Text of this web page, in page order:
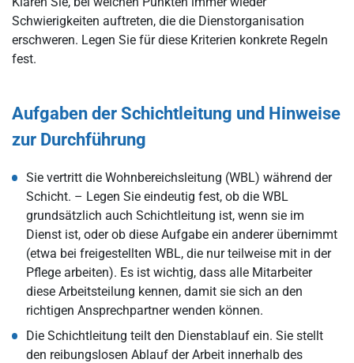
Schwierigkeiten auftreten, die die Dienstorganisation
erschweren. Legen Sie für diese Kriterien konkrete Regeln
fest.
Aufgaben der Schichtleitung und Hinweise
zur Durchführung
Sie vertritt die Wohnbereichsleitung (WBL) während der
Schicht. – Legen Sie eindeutig fest, ob die WBL
grundsätzlich auch Schichtleitung ist, wenn sie im
Dienst ist, oder ob diese Aufgabe ein anderer übernimmt
(etwa bei freigestellten WBL, die nur teilweise mit in der
Pflege arbeiten). Es ist wichtig, dass alle Mitarbeiter
diese Arbeitsteilung kennen, damit sie sich an den
richtigen Ansprechpartner wenden können.
Die Schichtleitung teilt den Dienstablauf ein. Sie stellt
den reibungslosen Ablauf der Arbeit innerhalb des